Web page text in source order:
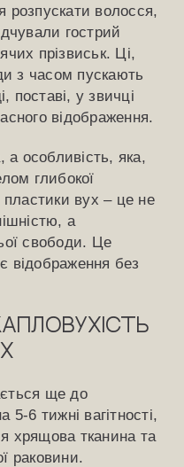
волосся,
гострий
прізвиськ. Ці,
з часом пускають
поставі, у звичці
відображення.
а особливість, яка,
глибокої
пластики вух – це не
а
свободи. Це
відображення без
ще до
6 тижні вагітності,
хрящова тканина та
раковини.